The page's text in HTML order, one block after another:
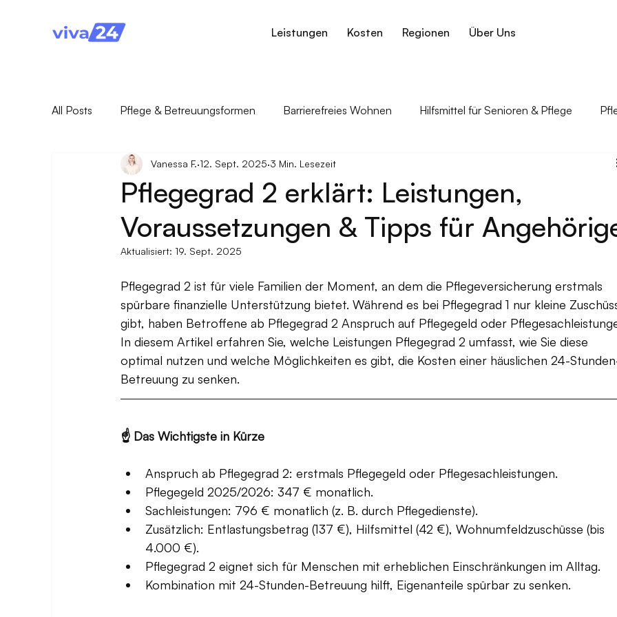
Leistungen Kosten Regionen Über Uns
All Posts Pflege & Betreuungsformen Barrierefreies Wohnen Hilfsmittel für Senioren & Pflege
Pflegegesetz & Pflegerecht Pflegende Angehörige
Pflegegrad 2 erklärt: Leistungen,
Voraussetzungen & Tipps für
Vanessa F. 12. Sept. 2025 3 Min. Lesezeit
Aktualisiert: 19. Sept. 2025
Pflegegrad 2 ist für viele Familien der Moment, an dem die Pflegeversicherung erstmals
spürbare finanzielle Unterstützung bietet. Während es bei Pflegegrad 1 nur kleine
gibt, haben Betroffene ab Pflegegrad 2 Anspruch auf Pflegegeld oder
In diesem Artikel erfahren Sie, welche Leistungen Pflegegrad 2 umfasst, wie Sie diese
optimal nutzen und welche Möglichkeiten es gibt, die Kosten einer häuslichen 24-
Betreuung zu senken.
☝️ Das Wichtigste in Kürze
Anspruch ab Pflegegrad 2: erstmals Pflegegeld oder Pflegesachleistungen.
Pflegegeld 2025/2026: 347 € monatlich.
Sachleistungen: 796 € monatlich (z. B. durch Pflegedienste).
Zusätzlich: Entlastungsbetrag (137 €), Hilfsmittel (42 €), Wohnumfeldzuschüsse (bis
4.000 €).
Pflegegrad 2 eignet sich für Menschen mit erheblichen Einschränkungen im Alltag.
Kombination mit 24-Stunden-Betreuung hilft, Eigenanteile spürbar zu senken.